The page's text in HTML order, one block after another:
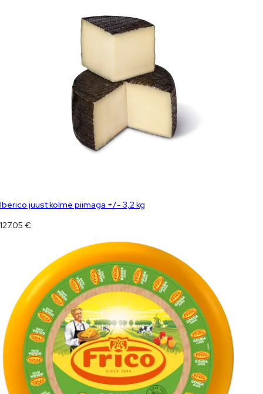
Iberico juust kolme piimaga +/- 3,2 kg
127.05 €